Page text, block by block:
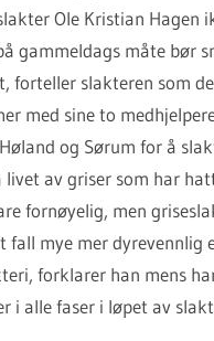
Ole Kristian Hagen
gammeldags måte bør
forteller slakteren som
med sine to
og Sørum for å
av griser som har
fornøyelig, men
fall mye mer dyrevennlig
forklarer han mens
i alle faser i løpet av